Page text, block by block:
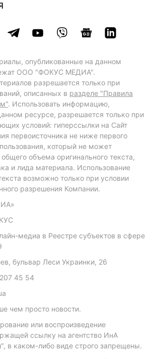
опубликованные на данном
ООО "ФОКУС МЕДИА".
разрешается только при
описанных в разделе "Правила
. Использовать информацию,
ресурсе, разрешается только при
условий: гиперссылки на Сайт
первоисточника не ниже первого
который не может
объема оригинального текста,
и лида материала. Использование
возможно только при условии
разрешения Компании.
медиа в Реестре субъектов в сфере
бульвар Леси Украинки, 26
45 54
чем просто новости.
или воспроизведение
ссылку на агентство ИнА
в каком-либо виде строго запрещены.